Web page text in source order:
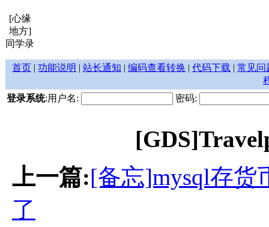
[心缘
地方]
同学录
首页 | 功能说明 | 站长通知 | 编码查看转换 | 代码下载 | 常见问
登录系统:用户名: 密码:
上一篇:[备忘]mysql存货
了